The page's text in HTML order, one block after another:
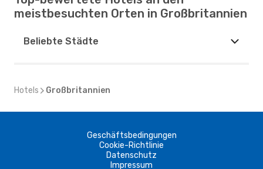
meistbesuchten Orten in Großbritannien
Beliebte Städte
Hotels Großbritannien
Geschäftsbedingungen
Cookie-Richtlinie
Datenschutz
Impressum